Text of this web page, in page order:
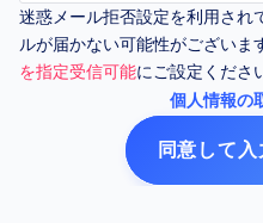
迷惑メール拒否設定を利用され
ルが届かない可能性がございま
を指定受信可能にご設定くださ
個人情報の
同意して